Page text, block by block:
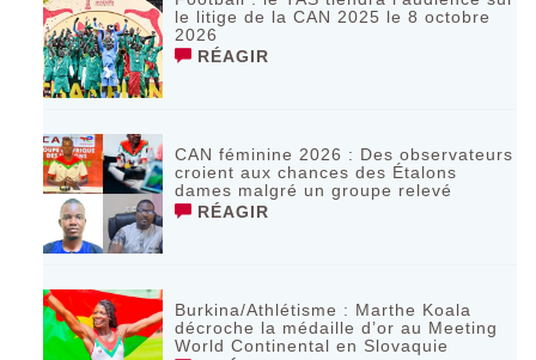
le litige de la CAN 2025 le 8 octobre
2026
RÉAGIR
CAN féminine 2026 : Des observateurs
croient aux chances des Étalons
dames malgré un groupe relevé
RÉAGIR
Burkina/Athlétisme : Marthe Koala
décroche la médaille d’or au Meeting
World Continental en Slovaquie ‎